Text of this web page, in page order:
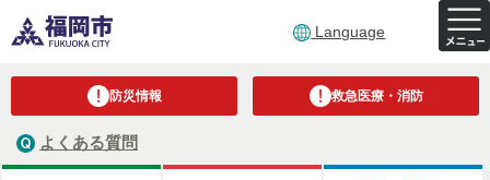
Language
防災情報 救急医療・消防
よくある質問